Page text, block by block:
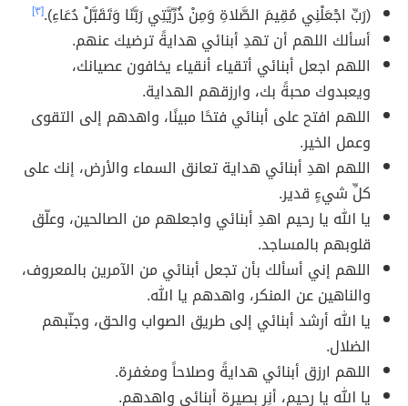
(رَبِّ اجْعَلْنِي مُقِيمَ الصَّلاةِ وَمِنْ ذُرِّيَّتِي رَبَّنَا وَتَقَبَّلْ دُعَاءِ).[٣]
أسألك اللهم أن تهدِ أبنائي هدايةً ترضيك عنهم.
اللهم اجعل أبنائي أتقياء أنقياء يخافون عصيانك،
ويعبدوك محبةً بك، وارزقهم الهداية.
اللهم افتح على أبنائي فتحًا مبينًا، واهدهم إلى التقوى
وعمل الخير.
اللهم اهدِ أبنائي هداية تعانق السماء والأرض، إنك على
كلِّ شيءٍ قدير.
يا الله يا رحيم اهدِ أبنائي واجعلهم من الصالحين، وعلّق
قلوبهم بالمساجد.
اللهم إني أسألك بأن تجعل أبنائي من الآمرين بالمعروف،
والناهين عن المنكر، واهدهم يا الله.
يا الله أرشد أبنائي إلى طريق الصواب والحق، وجنّبهم
الضلال.
اللهم ارزق أبنائي هدايةً وصلاحاً ومغفرة.
يا الله يا رحيم، أنِر بصيرة أبنائي واهدهم.